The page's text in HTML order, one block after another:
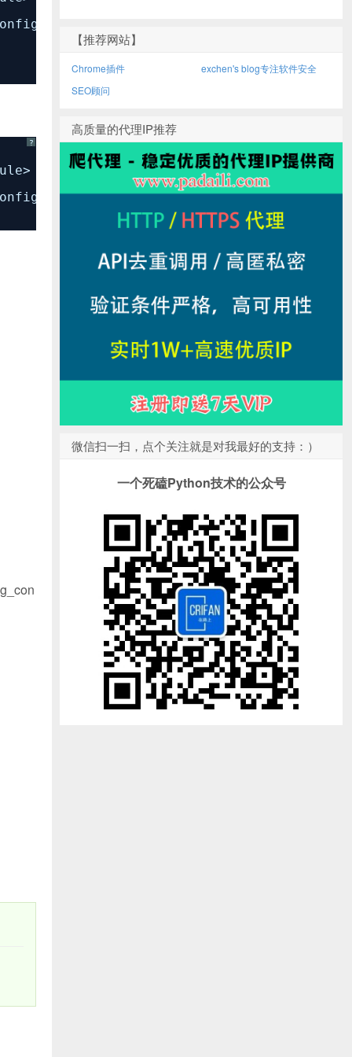
?
【推荐网站】
Chrome插件
exchen's blog专注软件安全
SEO顾问
高质量的代理IP推荐
微信扫一扫，点个关注就是对我最好的支持：）
一个死磕Python技术的公众号